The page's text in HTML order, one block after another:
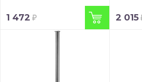
1 472 2 015